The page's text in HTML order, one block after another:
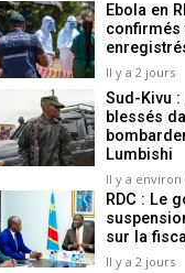
Ebola en
confirmés
Il y a 2 jours
Sud-Kivu
blessés
Lumbishi
Il y a
RDC : Le
sur la
Il y a 2 jours